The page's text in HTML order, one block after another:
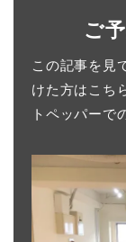
ご
この記事を見
けた方はこち
トペッパーで